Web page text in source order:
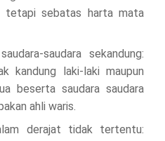
tetapi sebatas harta mata
saudara sekandung:
kandung laki-laki maupun
beserta saudara saudara
ahli waris.
derajat tidak tertentu: